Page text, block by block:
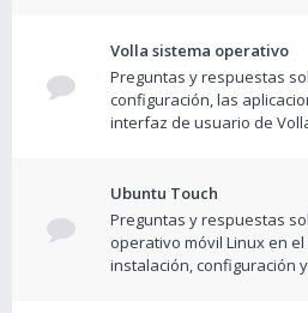
Volla sistema operativo
Preguntas y respuestas
configuración, las
interfaz de usuario de
Ubuntu Touch
Preguntas y respuestas
operativo móvil Linux en
instalación, configuración